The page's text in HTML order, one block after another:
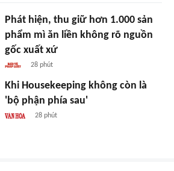
Phát hiện, thu giữ hơn 1.000 sản
phẩm mì ăn liền không rõ nguồn
gốc xuất xứ
28 phút
Khi Housekeeping không còn là
'bộ phận phía sau'
28 phút